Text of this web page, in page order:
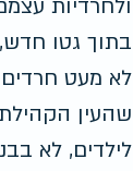
ולחרדיות
בתוך גטו
לא מעט חרדים
שהעין
לילדים, לא